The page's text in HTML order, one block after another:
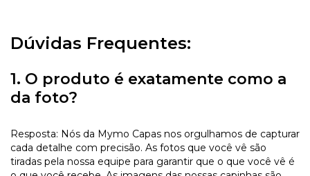
Dúvidas Frequentes:
1. O produto é exatamente como a
da foto?
Resposta: Nós da Mymo Capas nos orgulhamos de capturar
cada detalhe com precisão. As fotos que você vê são
tiradas pela nossa equipe para garantir que o que você vê é